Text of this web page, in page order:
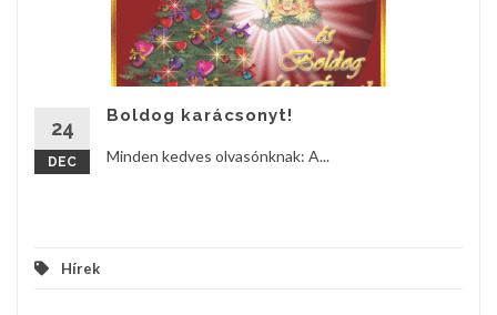
24
DEC
Boldog karácsonyt!
Minden kedves olvasónknak: A...
Hírek